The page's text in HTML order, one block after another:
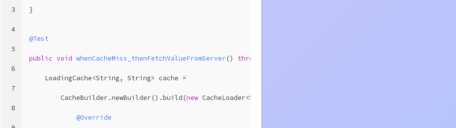
3
4
5
6
7
8
}
@Test
public void whenCacheMiss_thenFetchValueFromServer () throws
    LoadingCache<String, String> cache =
        CacheBuilder.newBuilder().build(
new CacheLoader<String, String>() {
@Override